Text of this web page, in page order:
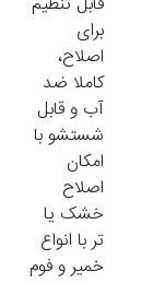
برای
اصلاح،
کاملا ضد
آب و قابل
شستشو با
امکان
اصلاح
خشک یا
تر با انواع
خمیر و فوم